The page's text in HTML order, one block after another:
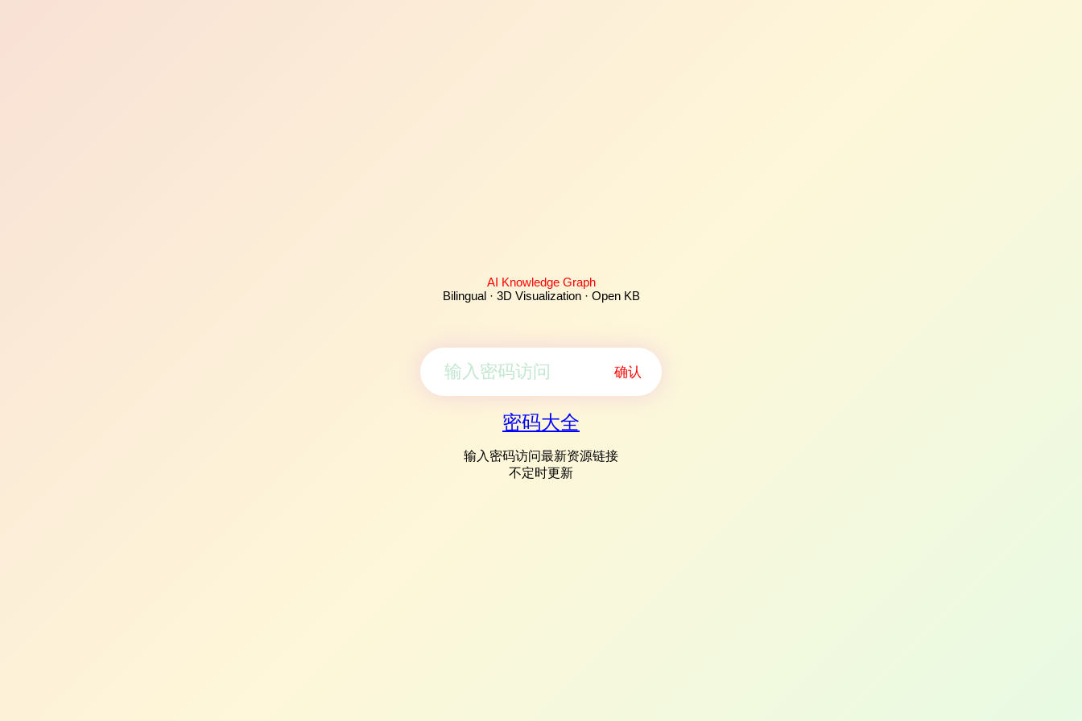
AI Knowledge Graph
Bilingual · 3D Visualization · Open KB
确认
密码大全
输入密码访问最新资源链接
不定时更新